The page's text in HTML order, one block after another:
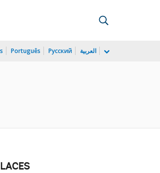
Português Русский العربية